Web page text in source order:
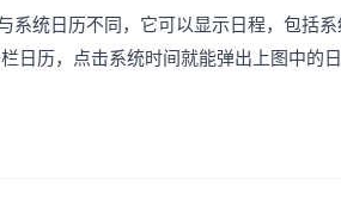
统日历不同，它可以显示日程，包括
日历，点击系统时间就能弹出上图中的